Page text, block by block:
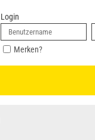
Login
Merken?